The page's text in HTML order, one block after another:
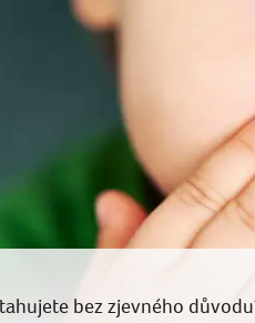
bez zjevného